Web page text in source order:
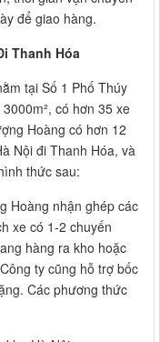
để giao hàng.
Thanh Hóa
tại Số 1 Phố Thúy
có hơn 35 xe
Hoàng có hơn 12
Nội đi Thanh Hóa, và
thức sau:
Hoàng nhận ghép các
xe có 1-2 chuyến
hàng ra kho hoặc
ty cũng hỗ trợ bốc
Các phương thức